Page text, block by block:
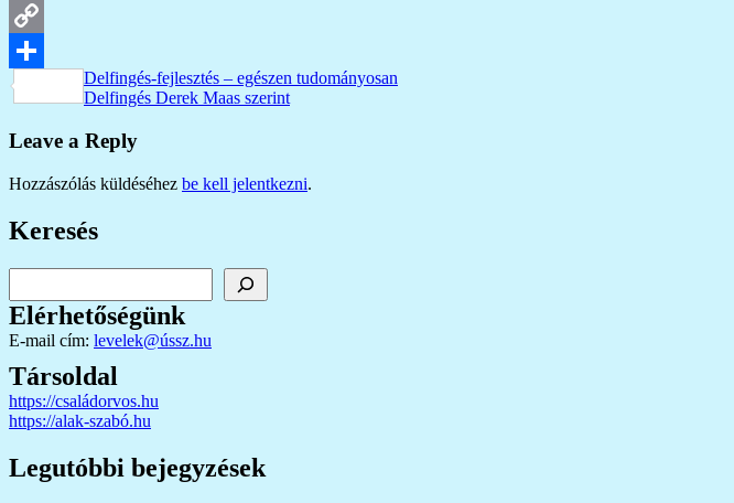
Email
Copy
Link
Ossza
Bejegyzés
navigáció
Previous
Post:
Delfingés-fejlesztés – egészen tudományosan
Next
Delfingés Derek Maas szerint
Leave a Reply
Hozzászólás küldéséhez be kell jelentkezni.
Keresés
Elérhetőségünk
E-mail cím: levelek@ússz.hu
Társoldal
https://családorvos.hu
https://alak-szabó.hu
Legutóbbi bejegyzések